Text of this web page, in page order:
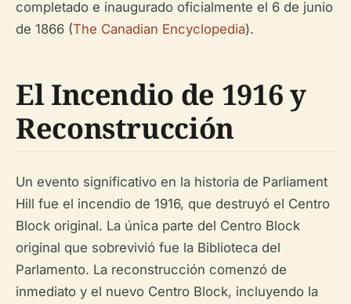
completado e inaugurado oficialmente el 6 de junio
de 1866 (The Canadian Encyclopedia).
El Incendio de 1916 y
Reconstrucción
Un evento significativo en la historia de Parliament
Hill fue el incendio de 1916, que destruyó el Centro
Block original. La única parte del Centro Block
original que sobrevivió fue la Biblioteca del
Parlamento. La reconstrucción comenzó de
inmediato y el nuevo Centro Block, incluyendo la